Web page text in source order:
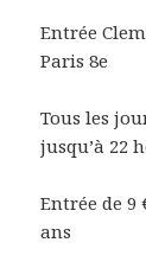
Entrée
Paris 8e
Tous les
jusqu’à 22
Entrée de 9
ans